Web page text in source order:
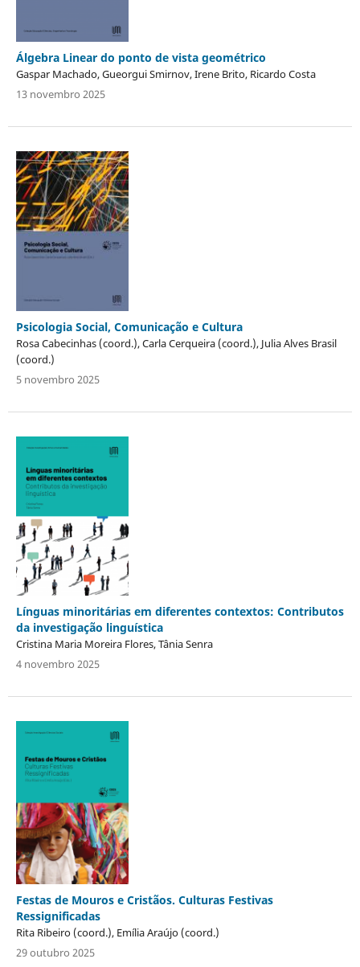
Álgebra Linear do ponto de vista geométrico
Gaspar Machado, Gueorgui Smirnov, Irene Brito, Ricardo Costa
13 novembro 2025
Psicologia Social, Comunicação e Cultura
Rosa Cabecinhas (coord.), Carla Cerqueira (coord.), Julia Alves Brasil
(coord.)
5 novembro 2025
Línguas minoritárias em diferentes contextos: Contributos
da investigação linguística
Cristina Maria Moreira Flores, Tânia Senra
4 novembro 2025
Festas de Mouros e Cristãos. Culturas Festivas
Ressignificadas
Rita Ribeiro (coord.), Emília Araújo (coord.)
29 outubro 2025